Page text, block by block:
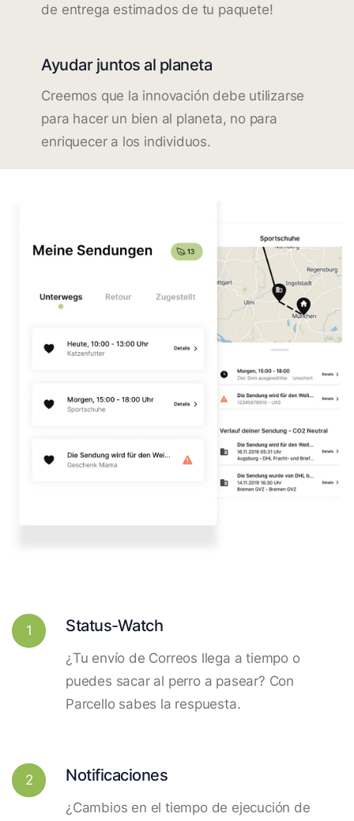
de entrega estimados de tu paquete!
Ayudar juntos al planeta
Creemos que la innovación debe utilizarse
para hacer un bien al planeta, no para
enriquecer a los individuos.
1 Status-Watch
¿Tu envío de Correos llega a tiempo o
puedes sacar al perro a pasear? Con
Parcello sabes la respuesta.
2 Notificaciones
¿Cambios en el tiempo de ejecución de